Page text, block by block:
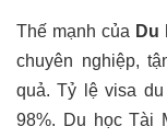
Thế mạnh của Du
chuyên nghiệp,
quả. Tỷ lệ visa
98%. Du học Tài